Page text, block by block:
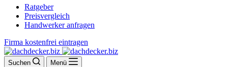
Ratgeber
Preisvergleich
Handwerker anfragen
Firma kostenfrei eintragen
Suchen Menü